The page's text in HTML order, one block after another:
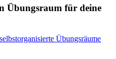
Übungsraum für deine
Übungsräume